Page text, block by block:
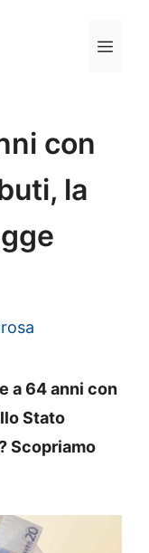
con
la
a 64 anni con
Stato
Scopriamo